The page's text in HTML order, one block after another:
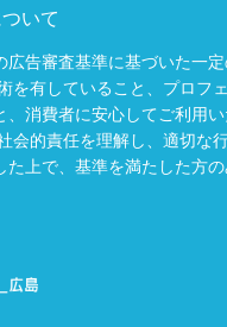
いて
告審査基準に基づいた一
を有していること、プロフ
消費者に安心してご利用
的責任を理解し、適切な
上で、基準を満たした方